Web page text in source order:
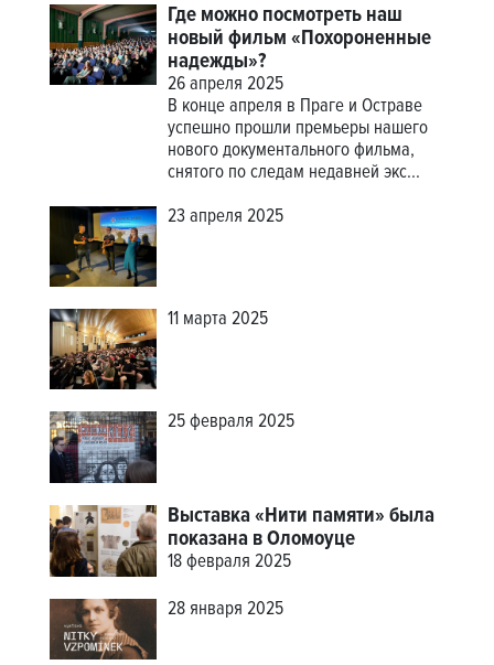
Где можно посмотреть наш
новый фильм «Похороненные
надежды»?
26 апреля 2025
В конце апреля в Праге и Остраве
успешно прошли премьеры нашего
нового документального фильма,
снятого по следам недавней экс...
23 апреля 2025
11 марта 2025
25 февраля 2025
Выставка «Нити памяти» была
показана в Оломоуце
18 февраля 2025
28 января 2025